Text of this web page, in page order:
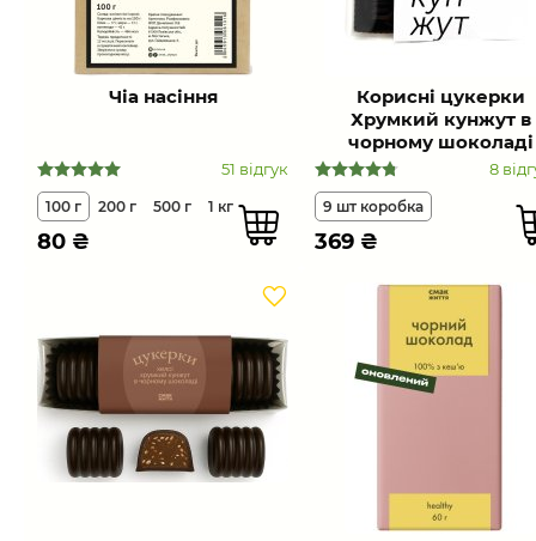
Чіа насіння
51 відгук
100 г 200 г 500 г 1 кг
80 ₴
Корисні цукерки
Хрумкий кунжут в
чорному шоколаді
8
9 шт коробка
369 ₴